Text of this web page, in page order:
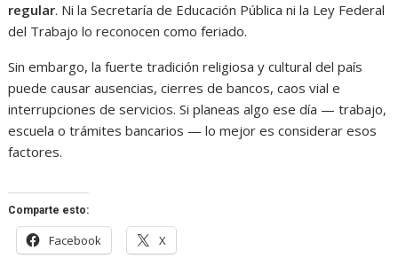
regular. Ni la Secretaría de Educación Pública ni la Ley Federal
del Trabajo lo reconocen como feriado.
Sin embargo, la fuerte tradición religiosa y cultural del país
puede causar ausencias, cierres de bancos, caos vial e
interrupciones de servicios. Si planeas algo ese día — trabajo,
escuela o trámites bancarios — lo mejor es considerar esos
factores.
Comparte esto:
Facebook X